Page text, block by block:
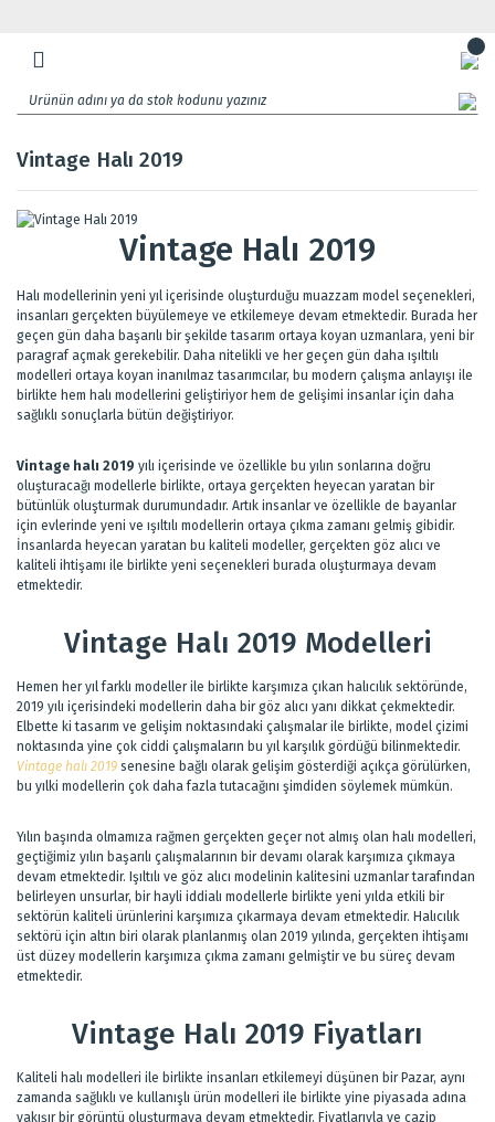
Vintage Halı 2019
Vintage Halı 2019
Halı modellerinin yeni yıl içerisinde oluşturduğu muazzam model seçenekleri,
insanları gerçekten büyülemeye ve etkilemeye devam etmektedir. Burada her
geçen gün daha başarılı bir şekilde tasarım ortaya koyan uzmanlara, yeni bir
paragraf açmak gerekebilir. Daha nitelikli ve her geçen gün daha ışıltılı
modelleri ortaya koyan inanılmaz tasarımcılar, bu modern çalışma anlayışı ile
birlikte hem halı modellerini geliştiriyor hem de gelişimi insanlar için daha
sağlıklı sonuçlarla bütün değiştiriyor.
Vintage halı 2019 yılı içerisinde ve özellikle bu yılın sonlarına doğru
oluşturacağı modellerle birlikte, ortaya gerçekten heyecan yaratan bir
bütünlük oluşturmak durumundadır. Artık insanlar ve özellikle de bayanlar
için evlerinde yeni ve ışıltılı modellerin ortaya çıkma zamanı gelmiş gibidir.
İnsanlarda heyecan yaratan bu kaliteli modeller, gerçekten göz alıcı ve
kaliteli ihtişamı ile birlikte yeni seçenekleri burada oluşturmaya devam
etmektedir.
Vintage Halı 2019 Modelleri
Hemen her yıl farklı modeller ile birlikte karşımıza çıkan halıcılık sektöründe,
2019 yılı içerisindeki modellerin daha bir göz alıcı yanı dikkat çekmektedir.
Elbette ki tasarım ve gelişim noktasındaki çalışmalar ile birlikte, model çizimi
noktasında yine çok ciddi çalışmaların bu yıl karşılık gördüğü bilinmektedir.
Vintage halı 2019 senesine bağlı olarak gelişim gösterdiği açıkça görülürken,
bu yılki modellerin çok daha fazla tutacağını şimdiden söylemek mümkün.
Yılın başında olmamıza rağmen gerçekten geçer not almış olan halı modelleri,
geçtiğimiz yılın başarılı çalışmalarının bir devamı olarak karşımıza çıkmaya
devam etmektedir. Işıltılı ve göz alıcı modelinin kalitesini uzmanlar tarafından
belirleyen unsurlar, bir hayli iddialı modellerle birlikte yeni yılda etkili bir
sektörün kaliteli ürünlerini karşımıza çıkarmaya devam etmektedir. Halıcılık
sektörü için altın biri olarak planlanmış olan 2019 yılında, gerçekten ihtişamı
üst düzey modellerin karşımıza çıkma zamanı gelmiştir ve bu süreç devam
etmektedir.
Vintage Halı 2019 Fiyatları
Kaliteli halı modelleri ile birlikte insanları etkilemeyi düşünen bir Pazar, aynı
zamanda sağlıklı ve kullanışlı ürün modelleri ile birlikte yine piyasada adına
yakışır bir görüntü oluşturmaya devam etmektedir. Fiyatlarıyla ve cazip